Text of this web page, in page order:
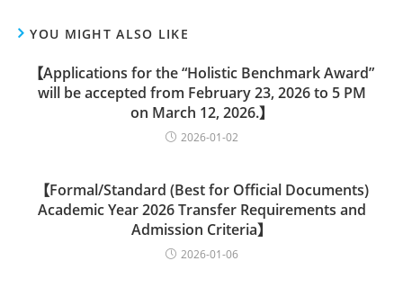
YOU MIGHT ALSO LIKE
【Applications for the “Holistic Benchmark Award”
will be accepted from February 23, 2026 to 5 PM
on March 12, 2026.】
2026-01-02
【Formal/Standard (Best for Official Documents)
Academic Year 2026 Transfer Requirements and
Admission Criteria】
2026-01-06